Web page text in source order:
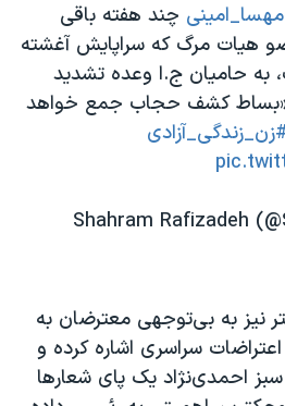
چند هفته باقی
هیات مرگ که سراپایش آغشته
به حامیان ج.ا وعده تشدید
«بساط کشف حجاب جمع خواهد
نیز به بی‌توجهی معترضان به
سراسری اشاره کرده و
احمدی‌نژاد یک پای شعارها